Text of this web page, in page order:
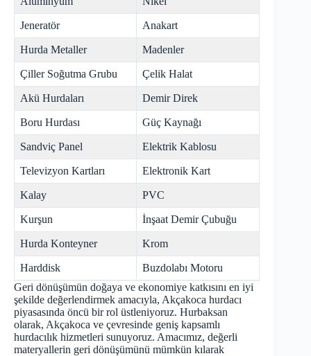
Jeneratör Anakart
Hurda Metaller Madenler
Çiller Soğutma Grubu Çelik Halat
Akü Hurdaları Demir Direk
Boru Hurdası Güç Kaynağı
Sandviç Panel Elektrik Kablosu
Televizyon Kartları Elektronik Kart
Kalay PVC
Kurşun İnşaat Demir Çubuğu
Hurda Konteyner Krom
Harddisk
Buzdolabı Motoru
Geri dönüşümün doğaya ve ekonomiye katkısını en iyi
şekilde değerlendirmek amacıyla, Akçakoca hurdacı
piyasasında öncü bir rol üstleniyoruz. Hurbaksan
olarak, Akçakoca ve çevresinde geniş kapsamlı
hurdacılık hizmetleri sunuyoruz. Amacımız, değerli
materyallerin geri dönüşümünü mümkün kılarak